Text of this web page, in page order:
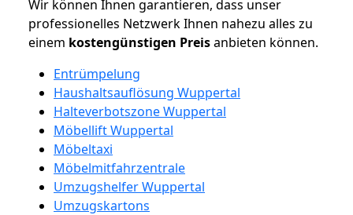
Wir können Ihnen garantieren, dass unser
professionelles Netzwerk Ihnen nahezu alles zu
einem kostengünstigen Preisanbieten können.
Entrümpelung
Haushaltsauflösung Wuppertal
Halteverbotszone Wuppertal
Möbellift Wuppertal
Möbeltaxi
Möbelmitfahrzentrale
Umzugshelfer Wuppertal
Umzugskartons